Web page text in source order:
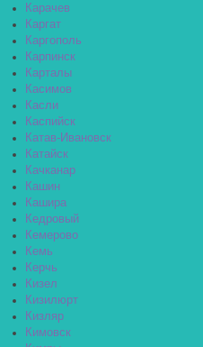
Карачев
Каргат
Каргополь
Карпинск
Карталы
Касимов
Касли
Каспийск
Катав-Ивановск
Катайск
Качканар
Кашин
Кашира
Кедровый
Кемерово
Кемь
Керчь
Кизел
Кизилюрт
Кизляр
Кимовск